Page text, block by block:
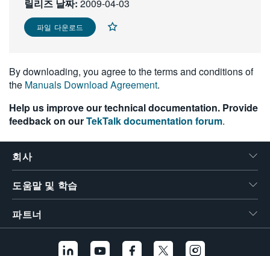
릴리즈 날짜: 2009-04-03
파일 다운로드
By downloading, you agree to the terms and conditions of
the Manuals Download Agreement.
Help us improve our technical documentation. Provide
feedback on ourTekTalk documentation forum.
회사
도움말 및 학습
파트너